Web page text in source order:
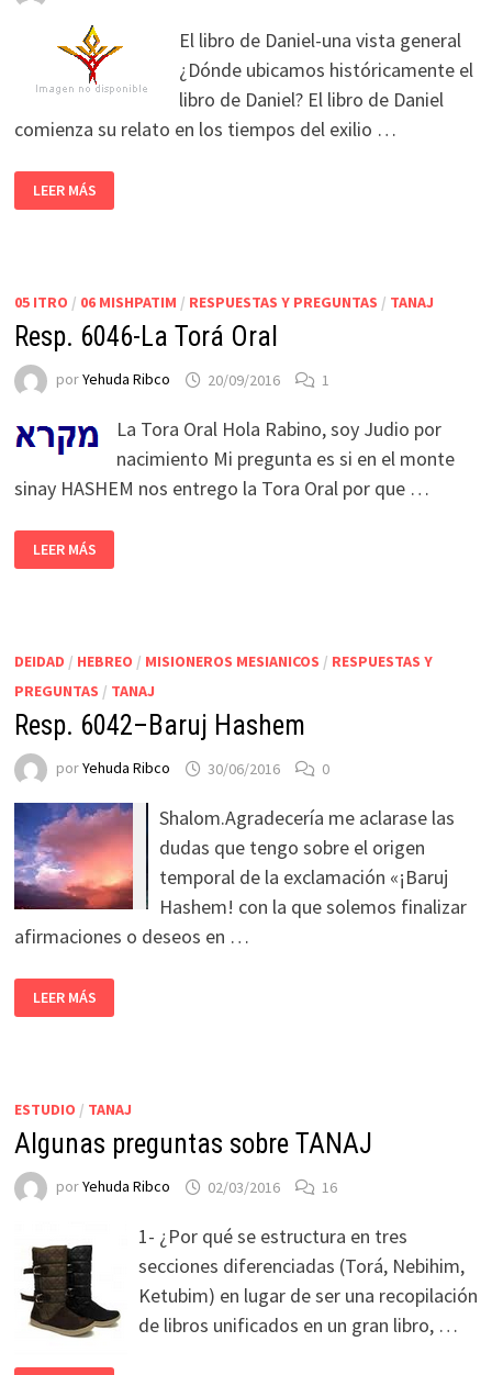
El libro de Daniel-una vista general
¿Dónde ubicamos históricamente el
libro de Daniel? El libro de Daniel
comienza su relato en los tiempos del exilio …
LEER MÁS
05 ITRO / 06 MISHPATIM / RESPUESTAS Y PREGUNTAS / TANAJ
Resp. 6046-La Torá Oral
porYehuda Ribco 20/09/2016 1
La Tora Oral Hola Rabino, soy Judio por
nacimiento Mi pregunta es si en el monte
sinay HASHEM nos entrego la Tora Oral por que …
LEER MÁS
DEIDAD / HEBREO / MISIONEROS MESIANICOS / RESPUESTAS Y
PREGUNTAS / TANAJ
Resp. 6042–Baruj Hashem
porYehuda Ribco 30/06/2016 0
Shalom.Agradecería me aclarase las
dudas que tengo sobre el origen
temporal de la exclamación «¡Baruj
Hashem! con la que solemos finalizar
afirmaciones o deseos en …
LEER MÁS
ESTUDIO / TANAJ
Algunas preguntas sobre TANAJ
porYehuda Ribco 02/03/2016 16
1- ¿Por qué se estructura en tres
secciones diferenciadas (Torá, Nebihim,
Ketubim) en lugar de ser una recopilación
de libros unificados en un gran libro, …